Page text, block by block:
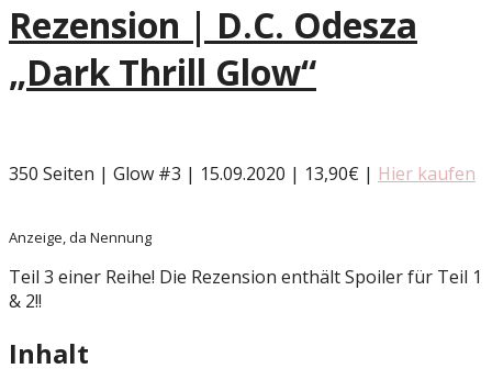
Rezension | D.C. Odesza
„Dark Thrill Glow“
350 Seiten | Glow #3 | 15.09.2020 | 13,90€ | Hier kaufen
Anzeige, da Nennung
Teil 3 einer Reihe! Die Rezension enthält Spoiler für Teil 1
& 2!!
Inhalt